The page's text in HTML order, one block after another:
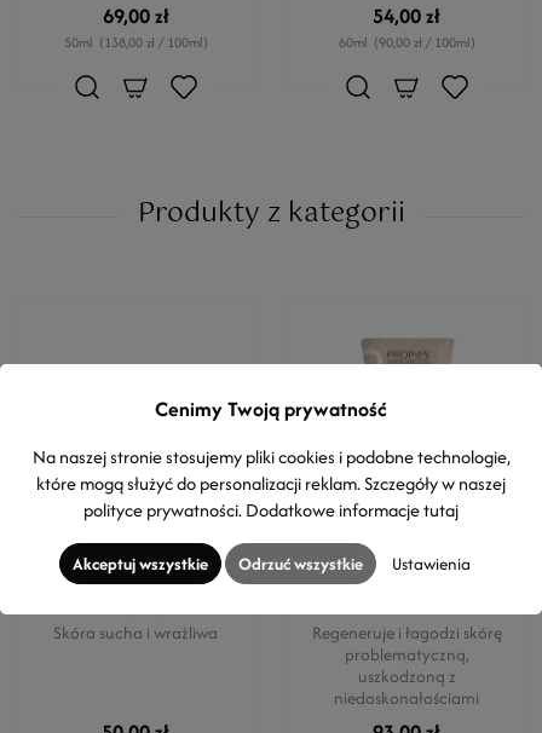
69,00 zł
50ml (138,00 zł / 100ml)
54,00 zł
60ml (90,00 zł / 100ml)
Produkty z kategorii
OBECNIE BRAK NA STANIE
MYRRO SKINCARE
Masło kakaowe organiczne -
Skóra sucha i wrażliwa
PROPOS'NATURE
Krem propolisowy BIO -
Regeneruje i łagodzi skórę
problematyczną,
uszkodzoną z
niedoskonałościami
Cenimy Twoją prywatność
Na naszej stronie stosujemy pliki cookies i podobne technologie,
które mogą służyć do personalizacji reklam. Szczegóły w naszej
polityce prywatności. Dodatkowe informacjetutaj
Akceptuj wszystkie Odrzuć wszystkie Ustawienia